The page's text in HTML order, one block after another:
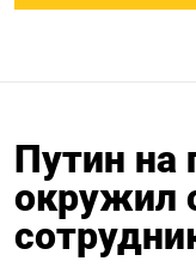
Путин на
окружил